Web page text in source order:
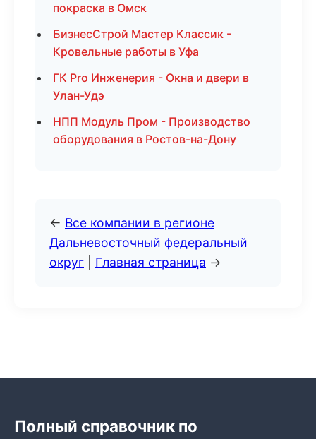
покраска в Омск
БизнесСтрой Мастер Классик -
Кровельные работы в Уфа
ГК Pro Инженерия - Окна и двери в
Улан-Удэ
НПП Модуль Пром - Производство
оборудования в Ростов-на-Дону
← Все компании в регионе
Дальневосточный федеральный
округ
Главная страница →
Полный справочник по